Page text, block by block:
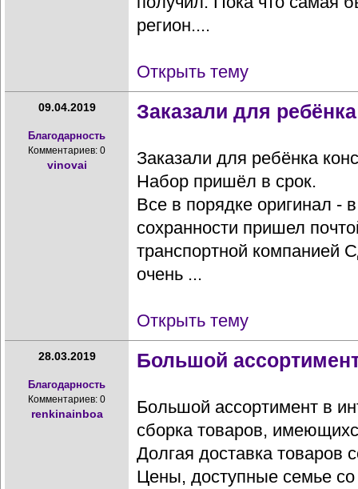
регион....
Открыть тему
09.04.2019
Благодарность
Комментариев: 0
vinovai
Заказали для
Заказали для ребёнка
Набор пришёл в срок.
Все в порядке оригинал -
сохранности пришел
транспортной компанией
очень ...
Открыть тему
28.03.2019
Благодарность
Комментариев: 0
renkinainboa
Большой
Большой ассортимент в
сборка товаров,
Долгая доставка товаров
Цены, доступные семье